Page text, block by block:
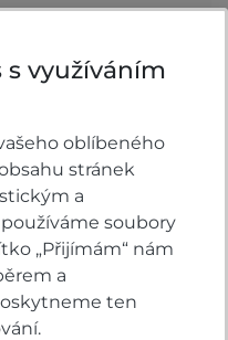
a pomožte
s využíváním
oblíbeného
stránek
a
soubory
„Přijímám“ nám
a
ten